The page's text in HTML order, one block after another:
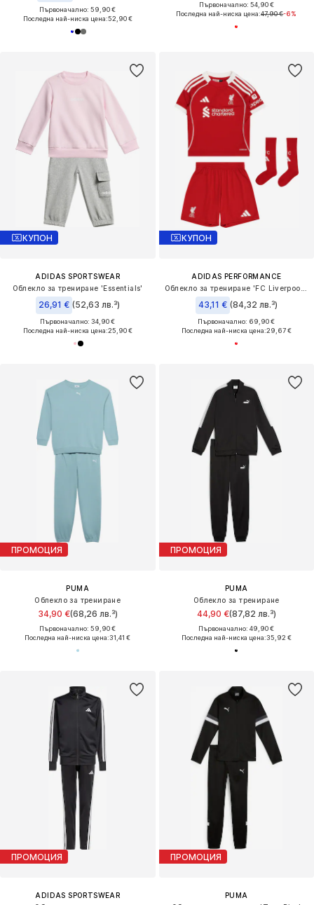
Първоначално: 59,90 €
Последна най-ниска цена:52,90 €
Първоначално: 54,90 €
Последна най-ниска цена:47,90 €-6%
КУПОН
ADIDAS SPORTSWEAR
Облекло за трениране 'Essentials'
26,91 € (52,63 лв.³)
Първоначално: 34,90 €
Последна най-ниска цена:25,90 €
КУПОН
ADIDAS PERFORMANCE
43,11 € (84,32 лв.³)
Първоначално: 69,90 €
Последна най-ниска цена:29,67 €
ПРОМОЦИЯ
PUMA
Облекло за трениране
34,90 €(68,26 лв.³)
Първоначално: 59,90 €
Последна най-ниска цена:31,41 €
ПРОМОЦИЯ
PUMA
Облекло за трениране
44,90 €(87,82 лв.³)
Първоначално: 49,90 €
Последна най-ниска цена:35,92 €
ПРОМОЦИЯ
ADIDAS SPORTSWEAR
ПРОМОЦИЯ
PUMA